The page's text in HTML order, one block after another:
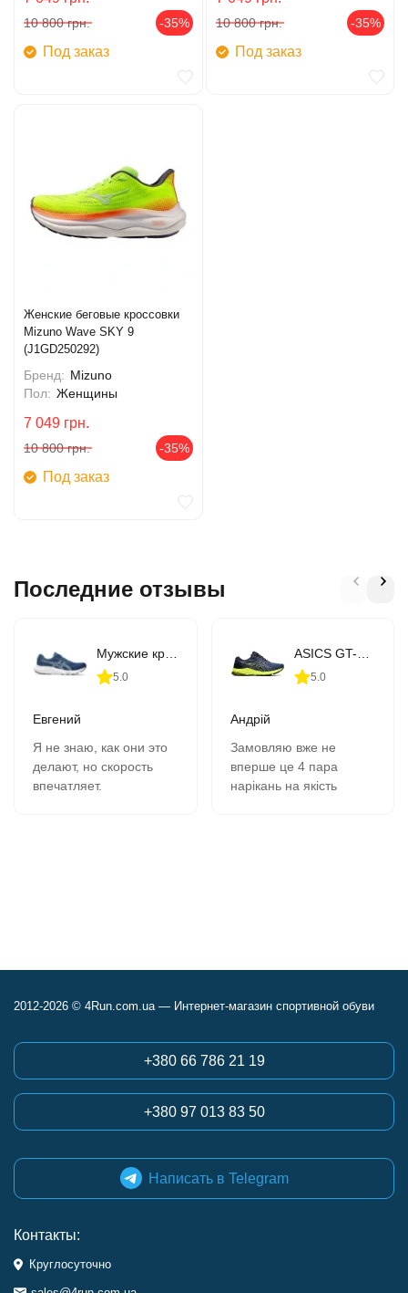
10 800 грн. -35%
Под заказ
10 800 грн. -35%
Под заказ
Женские беговые кроссовки
Mizuno Wave SKY 9
(J1GD250292)
Бренд: Mizuno
Пол: Женщины
7 049 грн.
10 800 грн. -35%
Под заказ
Последние отзывы
5.0
Евгений
Я не знаю, как они это
делают, но скорость
впечатляет.
5.0
Андрій
Замовляю вже не
вперше це 4 пара
нарікань на якість
2012-2026 © 4Run.com.ua — Интернет-магазин спортивной обуви
+380 66 786 21 19
+380 97 013 83 50
Написать в Telegram
Контакты:
Круглосуточно